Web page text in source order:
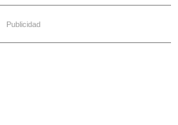
Publicidad